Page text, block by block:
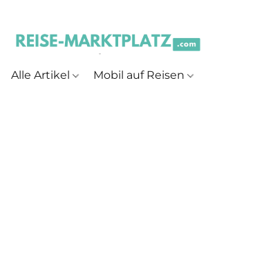
Alle Artikel Mobil auf Reisen